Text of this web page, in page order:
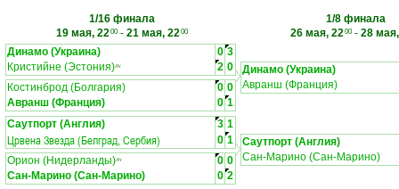
1/16 финала
19 мая, 2200- 21 мая, 2200
1/8 финала
26 мая, 2200- 28
Динамо (Украина)
0 3
Кристийне (Эстония)ЛЧ 2 0
Костинброд (Болгария)
0 0
Авранш (Франция)
0 1
Динамо (Украина)
Авранш (Франция)
Саутпорт (Англия) 3 1
Црвена Звезда (Белград, Сербия) 0 1
Орион (Нидерланды)ЛЧ 0 0
Сан-Марино (Сан-Марино)
0 2
Саутпорт (Англия)
Сан-Марино (Сан-Марино)